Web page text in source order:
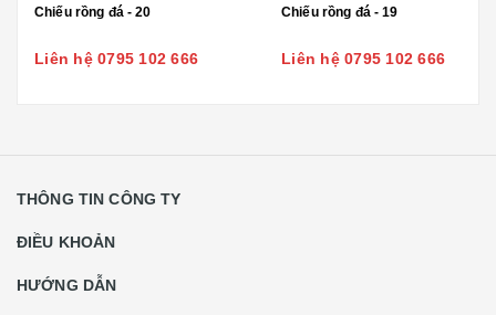
Chiếu rồng đá - 20
Liên hệ 0795 102 666
Chiếu rồng đá - 19
Liên hệ 0795 102 666
THÔNG TIN CÔNG TY
ĐIỀU KHOẢN
HƯỚNG DẪN